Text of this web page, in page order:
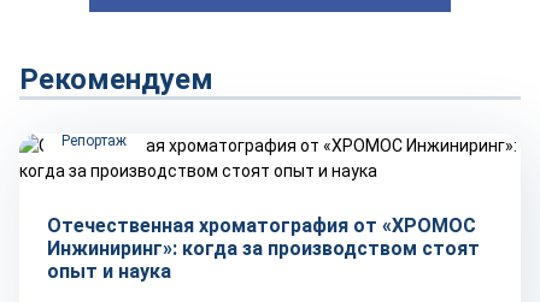
Рекомендуем
Репортаж
Отечественная хроматография от «ХРОМОС
Инжиниринг»: когда за производством стоят
опыт и наука